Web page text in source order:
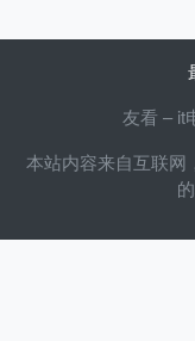
友看 – it
本站内容来自互联网